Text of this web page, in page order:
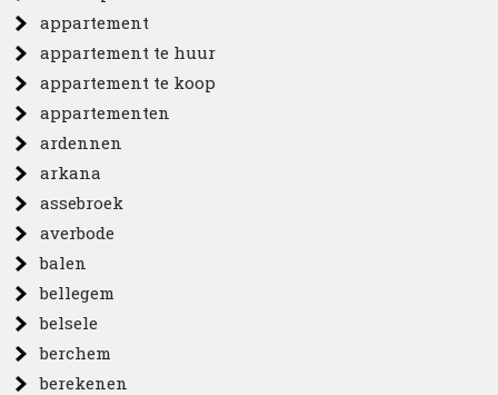
appartement
appartement te huur
appartement te koop
appartementen
ardennen
arkana
assebroek
averbode
balen
bellegem
belsele
berchem
berekenen